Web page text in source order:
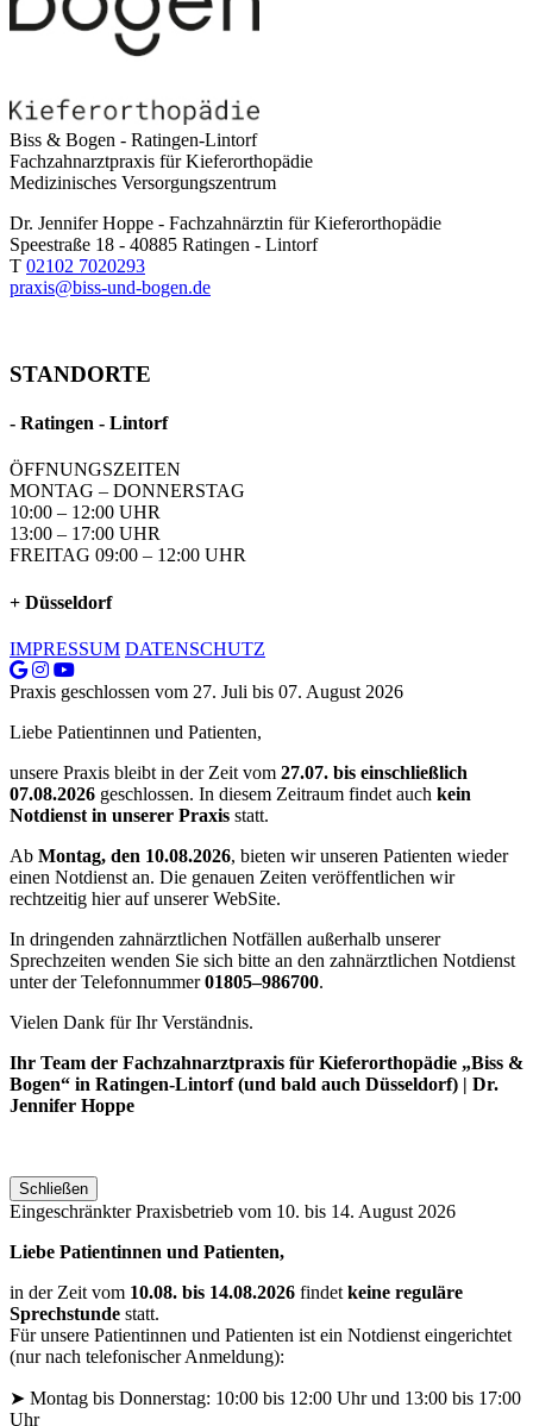
Biss & Bogen - Ratingen-Lintorf
Fachzahnarztpraxis für Kieferorthopädie
Medizinisches Versorgungszentrum
Dr. Jennifer Hoppe - Fachzahnärztin für Kieferorthopädie
Speestraße 18 - 40885 Ratingen - Lintorf
T 02102 7020293
praxis@biss-und-bogen.de
STANDORTE
- Ratingen - Lintorf
ÖFFNUNGSZEITEN
MONTAG – DONNERSTAG
10:00 – 12:00 UHR
13:00 – 17:00 UHR
FREITAG 09:00 – 12:00 UHR
+ Düsseldorf
IMPRESSUM DATENSCHUTZ
Praxis geschlossen vom 27. Juli bis 07. August 2026
Liebe Patientinnen und Patienten,
unsere Praxis bleibt in der Zeit vom 27.07. bis einschließlich
07.08.2026 geschlossen. In diesem Zeitraum findet auch kein
Notdienst in unserer Praxis statt.
Ab Montag, den 10.08.2026, bieten wir unseren Patienten wieder
einen Notdienst an. Die genauen Zeiten veröffentlichen wir
rechtzeitig hier auf unserer WebSite.
In dringenden zahnärztlichen Notfällen außerhalb unserer
Sprechzeiten wenden Sie sich bitte an den zahnärztlichen Notdienst
unter der Telefonnummer01805–986700.
Vielen Dank für Ihr Verständnis.
Ihr Team der Fachzahnarztpraxis für Kieferorthopädie „Biss &
Bogen“ in Ratingen-Lintorf (und bald auch Düsseldorf) | Dr.
Jennifer Hoppe
Schließen
Eingeschränkter Praxisbetrieb vom 10. bis 14. August 2026
Liebe Patientinnen und Patienten,
in der Zeit vom 10.08. bis 14.08.2026 findet keine reguläre
Sprechstunde statt.
Für unsere Patientinnen und Patienten ist ein Notdienst eingerichtet
(nur nach telefonischer Anmeldung):
➤ Montag bis Donnerstag: 10:00 bis 12:00 Uhr und 13:00 bis 17:00
Uhr